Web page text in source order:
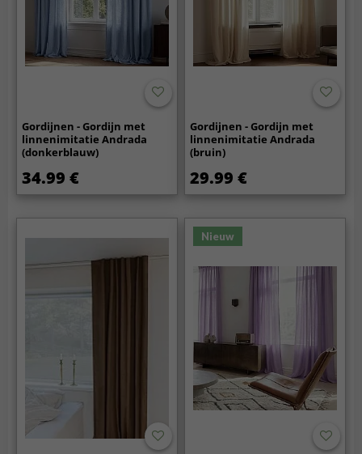
Gordijnen - Gordijn met
linnenimitatie Andrada
(donkerblauw)
34.99 €
Gordijnen - Gordijn met
linnenimitatie Andrada
(bruin)
29.99 €
Nieuw